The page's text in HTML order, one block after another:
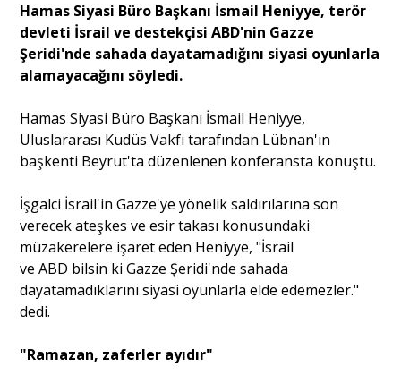
Yazı Dizisi
Portre
Yazarlar
Eğitim
Ankara Analiz
​​​​​​​Hamas Siyasi Büro Başkanı İsmail Heniyye, terör
devleti İsrail ve destekçisi ABD'nin Gazze
Şeridi'nde sahada dayatamadığını siyasi oyunlarla
alamayacağını söyledi.
Hamas Siyasi Büro Başkanı İsmail Heniyye,
Uluslararası Kudüs Vakfı tarafından Lübnan'ın
başkenti Beyrut'ta düzenlenen konferansta konuştu.
İşgalci İsrail'in Gazze'ye yönelik saldırılarına son
verecek ateşkes ve esir takası konusundaki
müzakerelere işaret eden Heniyye, "İsrail
ve ABD bilsin ki Gazze Şeridi'nde sahada
dayatamadıklarını siyasi oyunlarla elde edemezler."
dedi.
"Ramazan, zaferler ayıdır"